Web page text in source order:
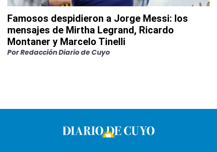
Famosos despidieron a Jorge Messi: los
mensajes de Mirtha Legrand, Ricardo
Montaner y Marcelo Tinelli
PorRedacción Diario de Cuyo